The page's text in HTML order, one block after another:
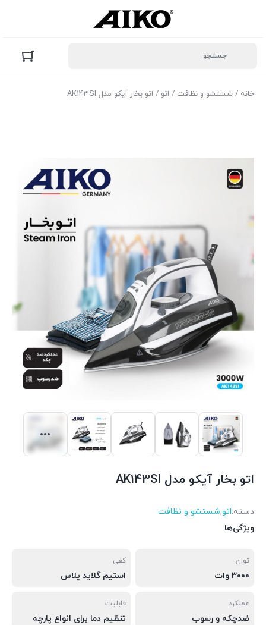
خانه / شستشو و نظافت / اتو / اتو بخار آیکو مدل AK143SI
اتو بخار آیکو مدل AK143SI
دسته:اتو,شستشو و نظافت
ویژگی‌ها
توان
۳۰۰۰ وات
کفی
استیم گلاید پلاس
عملکرد
ضدچکه و رسوب
قابلیت
تنظیم دما برای انواع پارچه